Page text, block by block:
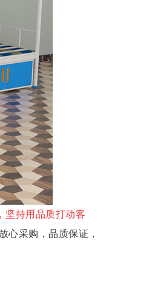
坚持用品质打动客
心采购，品质保证，